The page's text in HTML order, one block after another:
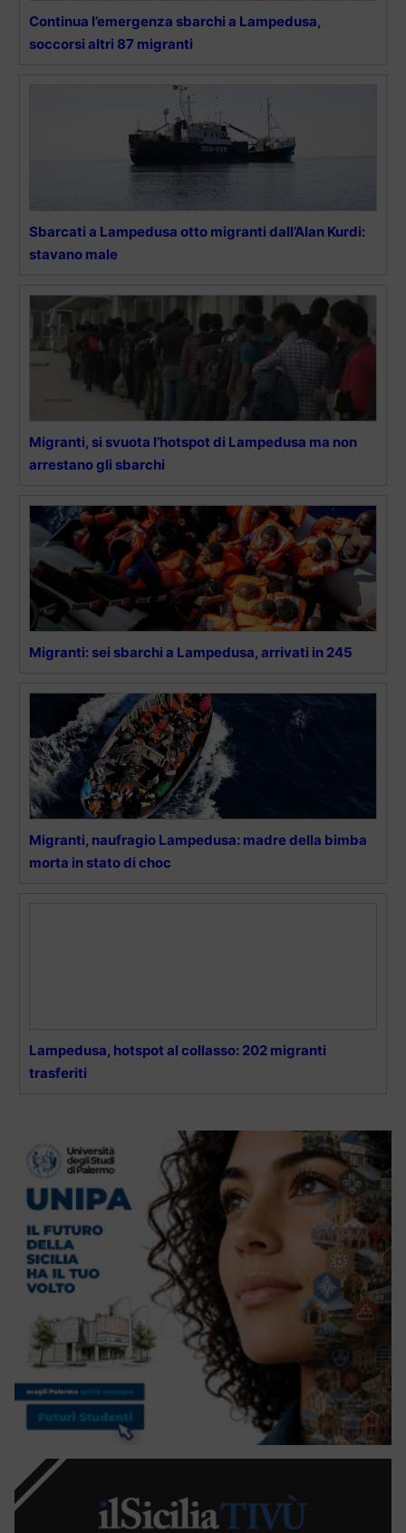
Continua l’emergenza sbarchi a Lampedusa,
soccorsi altri 87 migranti
Sbarcati a Lampedusa otto migranti dall’Alan Kurdi:
stavano male
Migranti, si svuota l’hotspot di Lampedusa ma non
arrestano gli sbarchi
Migranti: sei sbarchi a Lampedusa, arrivati in 245
Migranti, naufragio Lampedusa: madre della bimba
morta in stato di choc
Lampedusa, hotspot al collasso: 202 migranti
trasferiti